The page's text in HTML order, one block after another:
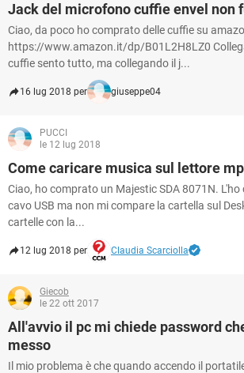
Jack del microfono cuffie envel non
Ciao, da poco ho comprato delle cuffie su
https://www.amazon.it/dp/B01L2H8LZ0
cuffie sento tutto, ma collegando il j...
16 lug 2018 per giuseppe04
PUCCI
le 12 lug 2018
Come caricare musica sul lettore
Ciao, ho comprato un Majestic SDA 8071N. L'ho
cavo USB ma non mi compare la cartella sul
cartelle con la...
12 lug 2018 per Claudia Scarciolla
Giecob
le 22 ott 2017
All'avvio il pc mi chiede password
messo
Il mio problema è che quando accendo il